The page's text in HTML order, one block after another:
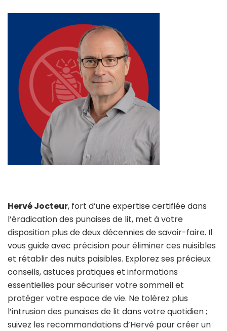
Hervé Jocteur, fort d’une expertise certifiée dans
l’éradication des punaises de lit, met à votre
disposition plus de deux décennies de savoir-faire. Il
vous guide avec précision pour éliminer ces nuisibles
et rétablir des nuits paisibles. Explorez ses précieux
conseils, astuces pratiques et informations
essentielles pour sécuriser votre sommeil et
protéger votre espace de vie. Ne tolérez plus
l’intrusion des punaises de lit dans votre quotidien ;
suivez les recommandations d’Hervé pour créer un